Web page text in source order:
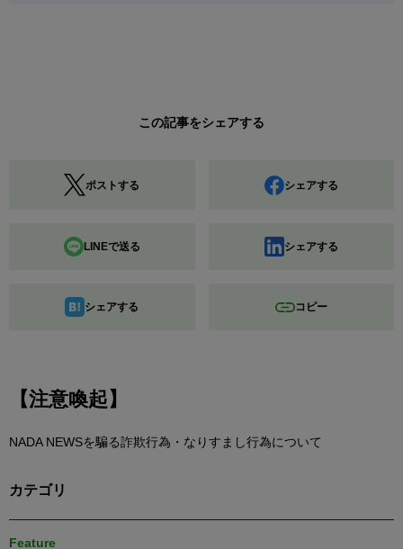
この記事をシェアする
ポストする シェアする
LINEで送る シェアする
シェアする コピー
【注意喚起】
NADA NEWSを騙る詐欺行為・なりすまし行為について
カテゴリ
Feature